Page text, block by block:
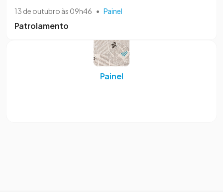
13 de outubro às 09h46 • Painel
Patrolamento
Painel